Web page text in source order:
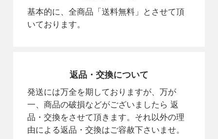
基本的に、全商品「送料無料」とさせて頂
いております。
返品・交換について
発送には万全を期しておりますが、万が
一、商品の破損などがございましたら 返
品・交換をさせて頂きます。それ以外の理
由による返品・交換はご容赦下さいませ。